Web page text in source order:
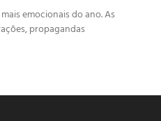
emocionais do ano. As
propagandas